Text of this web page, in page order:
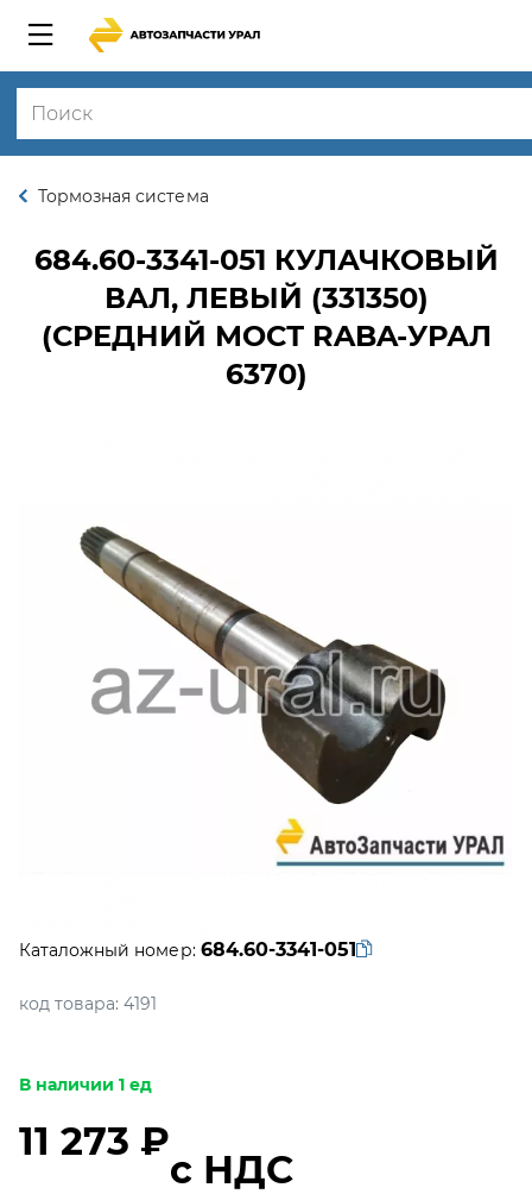
Тормозная система
684.60-3341-051 КУЛАЧКОВЫЙ
ВАЛ, ЛЕВЫЙ (331350)
(СРЕДНИЙ МОСТ RABA-УРАЛ
6370)
Каталожный номер: 684.60-3341-051
код товара: 4191
В наличии 1 ед
11 273 ₽
с НДС